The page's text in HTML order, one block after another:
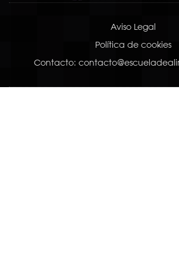
Aviso Legal
Política de cookies
Contacto: